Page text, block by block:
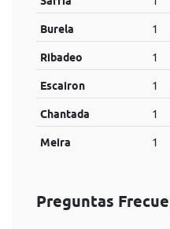
Burela 1
Ribadeo 1
Escairon 1
Chantada 1
Meira 1
Preguntas